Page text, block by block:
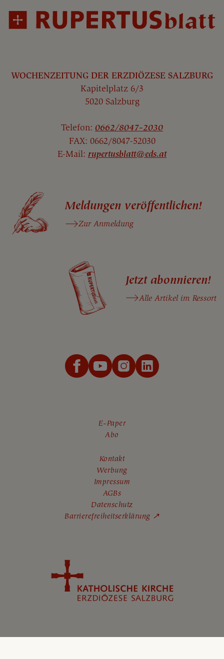
WOCHENZEITUNG DER ERZDIÖZESE SALZBURG
Kapitelplatz 6/3
5020 Salzburg
Telefon: 0662/8047-2030
FAX: 0662/8047-52030
E-Mail: rupertusblatt@eds.at
Meldungen veröffentlichen!
Zur Anmeldung
Jetzt abonnieren!
Alle Artikel im Ressort
E-Paper
Abo
Kontakt
Werbung
Impressum
AGBs
Datenschutz
Barrierefreiheitserklärung ↗